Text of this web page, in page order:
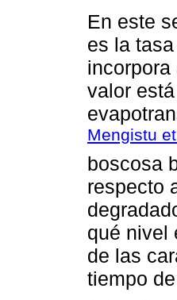
En este
es la
valor
Mengistu
boscosa
respecto
qué nivel
de las
tiempo